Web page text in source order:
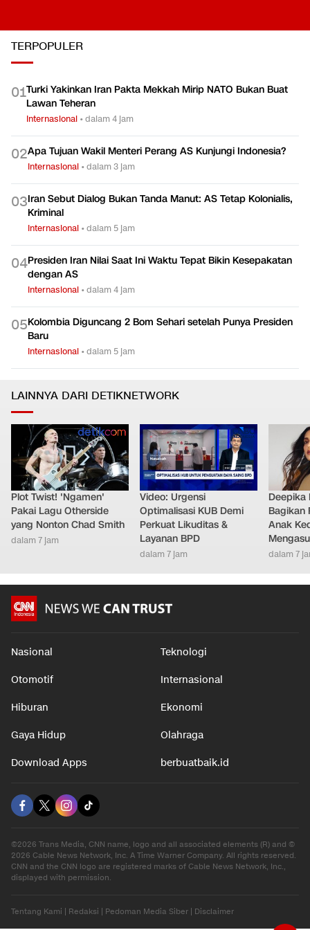
TERPOPULER
01Turki Yakinkan Iran Pakta Mekkah Mirip NATO Bukan Buat
Lawan Teheran
Internasional •dalam 4 jam
02Apa Tujuan Wakil Menteri Perang AS Kunjungi Indonesia?
Internasional •dalam 3 jam
03Iran Sebut Dialog Bukan Tanda Manut: AS Tetap Kolonialis,
Kriminal
Internasional •dalam 5 jam
04Presiden Iran Nilai Saat Ini Waktu Tepat Bikin Kesepakatan
dengan AS
Internasional •dalam 4 jam
05Kolombia Diguncang 2 Bom Sehari setelah Punya Presiden
Baru
Internasional •dalam 5 jam
LAINNYA DARI DETIKNETWORK
Plot Twist! 'Ngamen'
Pakai Lagu Otherside
yang Nonton Chad Smith
dalam 7 jam
Video: Urgensi
Optimalisasi KUB Demi
Perkuat Likuditas &
Layanan BPD
dalam 7 jam
Deepika
Bagikan
Anak
dalam 7
Nasional Teknologi
Otomotif Internasional
Hiburan Ekonomi
Gaya Hidup Olahraga
Download Apps berbuatbaik.id
©2026 Trans Media, CNN name, logo and all associated elements (R) and ©
2026 Cable News Network, Inc. A Time Warner Company. All rights reserved.
CNN and the CNN logo are registered marks of Cable News Network, Inc.,
displayed with permission.
Tentang Kami | Redaksi | Pedoman Media Siber | Disclaimer